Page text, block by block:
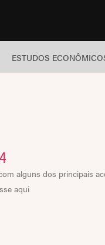
ESTUDOS
alguns dos principais
aqui